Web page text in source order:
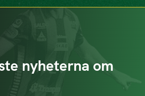
nyheterna om